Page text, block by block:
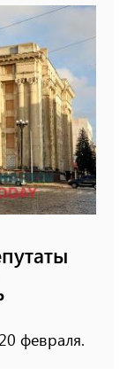
февраля.